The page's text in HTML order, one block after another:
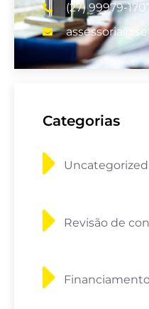
(27) 99979-
Categorias
Uncategorized
Revisão de